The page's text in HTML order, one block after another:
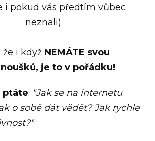
i pokud vás předtím vůbec
neznali)
že i když NEMÁTE svou
je to v pořádku!
ptáte: "Jak se na internetu
o sobě dát vědět? Jak rychle